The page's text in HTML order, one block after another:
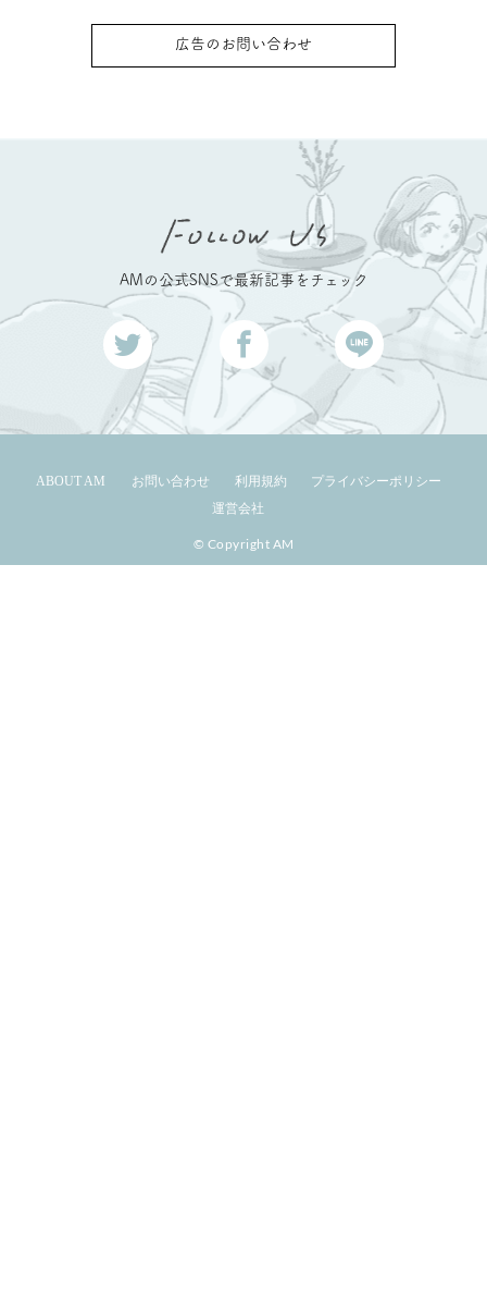
広告のお問い合わせ
AMの公式SNSで最新記事をチェック
ABOUT AM お問い合わせ 利用規約
プライバシーポリシー
運営会社
© Copyright AM